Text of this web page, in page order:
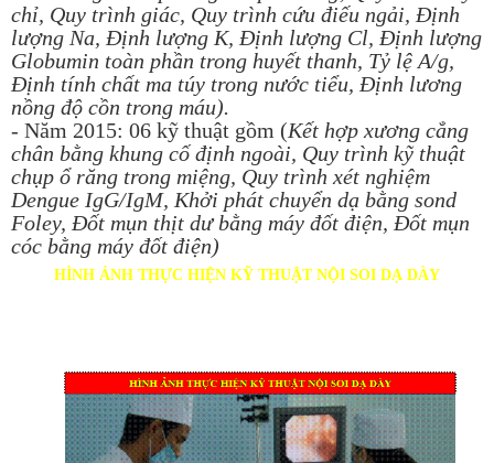
chỉ, Quy trình giác, Quy trình cứu điếu ngải, Định
lượng Na, Định lượng K, Định lượng Cl, Định lượng
Globumin toàn phần trong huyết thanh, Tỷ lệ A/g,
Định tính chất ma túy trong nước tiểu, Định lương
nồng độ cồn trong máu).
- Năm 2015: 06 kỹ thuật gồm (Kết hợp xương cẳng
chân bằng khung cố định ngoài, Quy trình kỹ thuật
chụp ổ răng trong miệng, Quy trình xét nghiệm
Dengue IgG/IgM, Khởi phát chuyển dạ bằng sond
Foley, Đốt mụn thịt dư bằng máy đốt điện, Đốt mụn
cóc bằng máy đốt điện)
HÌNH ẢNH THỰC HIỆN KỸ THUẬT NỘI SOI DẠ DÀY